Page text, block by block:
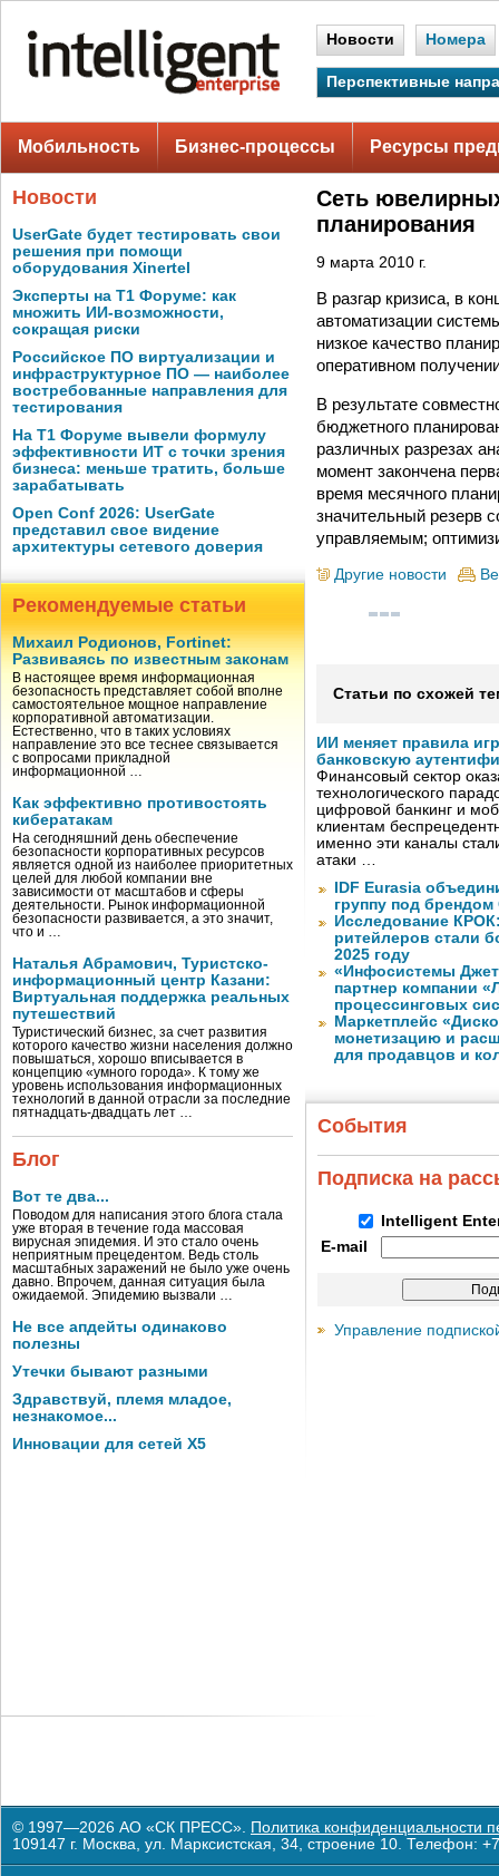
Новости Номера
Перспективные
Мобильность Бизнес-процессы Ресурсы
Новости
UserGate будет тестировать свои
решения при помощи
оборудования Xinertel
Эксперты на Т1 Форуме: как
множить ИИ-возможности,
сокращая риски
Российское ПО виртуализации и
инфраструктурное ПО — наиболее
востребованные направления для
тестирования
На Т1 Форуме вывели формулу
эффективности ИТ с точки зрения
бизнеса: меньше тратить, больше
зарабатывать
Open Conf 2026: UserGate
представил свое видение
архитектуры сетевого доверия
Рекомендуемые статьи
Михаил Родионов, Fortinet:
Развиваясь по известным законам
В настоящее время информационная
безопасность представляет собой вполне
самостоятельное мощное направление
корпоративной автоматизации.
Естественно, что в таких условиях
направление это все теснее связывается
с вопросами прикладной
информационной …
Как эффективно противостоять
кибератакам
На сегодняшний день обеспечение
безопасности корпоративных ресурсов
является одной из наиболее приоритетных
целей для любой компании вне
зависимости от масштабов и сферы
деятельности. Рынок информационной
безопасности развивается, а это значит,
что и …
Наталья Абрамович, Туристско-
информационный центр Казани:
Виртуальная поддержка реальных
путешествий
Туристический бизнес, за счет развития
которого качество жизни населения должно
повышаться, хорошо вписывается в
концепцию «умного города». К тому же
уровень использования информационных
технологий в данной отрасли за последние
пятнадцать-двадцать лет …
Блог
Вот те два...
Поводом для написания этого блога стала
уже вторая в течение года массовая
вирусная эпидемия. И это стало очень
неприятным прецедентом. Ведь столь
масштабных заражений не было уже очень
давно. Впрочем, данная ситуация была
ожидаемой. Эпидемию вызвали …
Не все апдейты одинаково
полезны
Утечки бывают разными
Здравствуй, племя младое,
незнакомое...
Инновации для сетей X5
Сеть
планирования
9 марта 2010 г.
В разгар кризиса, в
автоматизации
низкое качество
оперативном
В результате
бюджетного
различных разрезах
момент закончена
время месячного
значительный резерв
управляемым;
Другие новости
Статьи по схожей
ИИ меняет правила
банковскую
Финансовый сектор
технологического
цифровой банкинг и
клиентам
именно эти каналы
атаки …
IDF Eurasia
группу под
Исследование
ритейлеров стали
2025 году
«Инфосистемы
партнер компании
процессинговых
Маркетплейс
монетизацию и
для продавцов и
События
Подписка на
Intelligent
E-mail
Управление
© 1997—2026 АО «СК ПРЕСС». Политика конфиденциальности
109147 г. Москва, ул. Марксистская, 34, строение 10. Телефон: